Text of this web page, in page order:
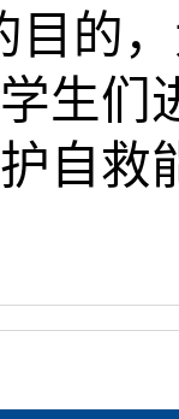
目的
生们
自救